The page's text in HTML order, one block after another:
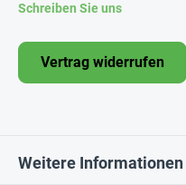
Schreiben Sie uns
Vertrag widerrufen
Weitere Informationen